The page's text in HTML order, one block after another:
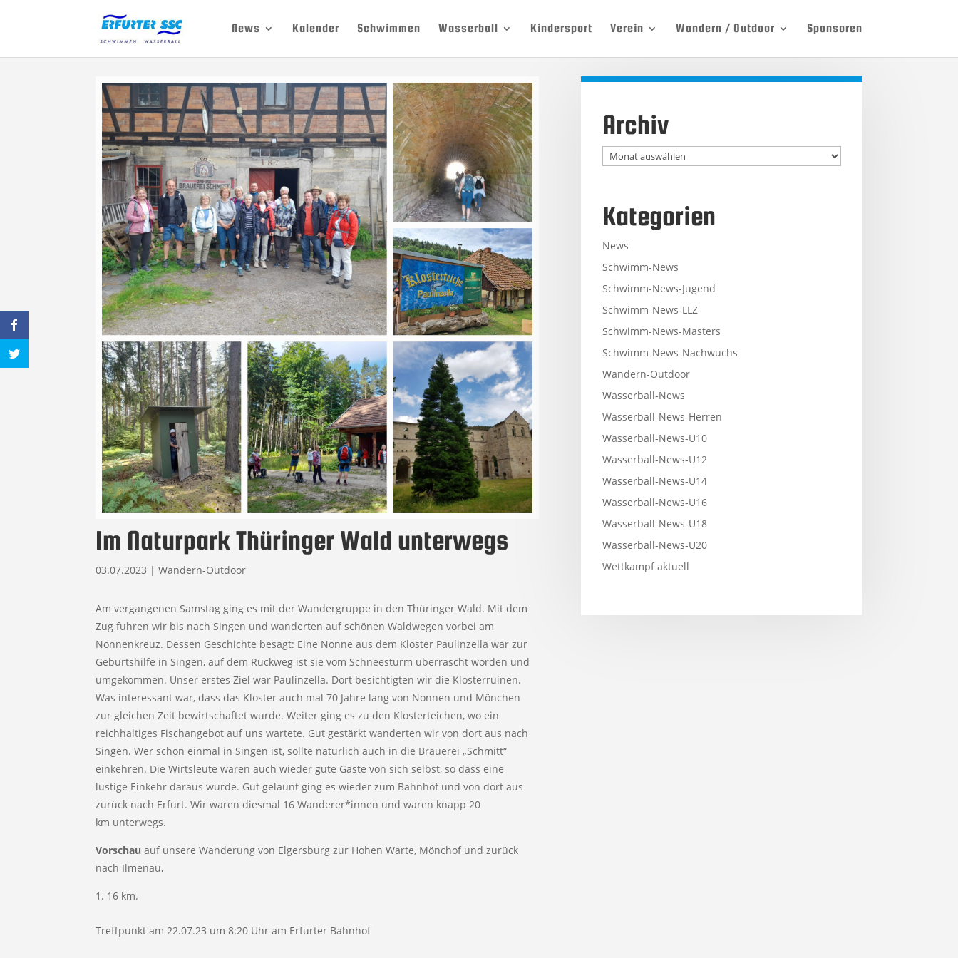
News Kalender Schwimmen Wasserball Kindersport Verein Wandern / Outdoor Sponsoren
Im Naturpark Thüringer Wald unterwegs
03.07.2023 |Wandern-Outdoor
Am vergangenen Samstag ging es mit der Wandergruppe in den Thüringer Wald. Mit dem
Zug fuhren wir bis nach Singen und wanderten auf schönen Waldwegen vorbei am
Nonnenkreuz. Dessen Geschichte besagt: Eine Nonne aus dem Kloster Paulinzella war zur
Geburtshilfe in Singen, auf dem Rückweg ist sie vom Schneesturm überrascht worden und
umgekommen. Unser erstes Ziel war Paulinzella. Dort besichtigten wir die Klosterruinen.
Was interessant war, dass das Kloster auch mal 70 Jahre lang von Nonnen und Mönchen
zur gleichen Zeit bewirtschaftet wurde. Weiter ging es zu den Klosterteichen, wo ein
reichhaltiges Fischangebot auf uns wartete. Gut gestärkt wanderten wir von dort aus nach
Singen. Wer schon einmal in Singen ist, sollte natürlich auch in die Brauerei „Schmitt“
einkehren. Die Wirtsleute waren auch wieder gute Gäste von sich selbst, so dass eine
lustige Einkehr daraus wurde. Gut gelaunt ging es wieder zum Bahnhof und von dort aus
zurück nach Erfurt. Wir waren diesmal 16 Wanderer*innen und waren knapp 20
km unterwegs.
Vorschauauf unsere Wanderung von Elgersburg zur Hohen Warte, Mönchof und zurück
nach Ilmenau,
16 km.
Treffpunkt am 22.07.23 um 8:20 Uhr am Erfurter Bahnhof
Archiv
Archiv
Kategorien
News
Schwimm-News
Schwimm-News-Jugend
Schwimm-News-LLZ
Schwimm-News-Masters
Schwimm-News-Nachwuchs
Wandern-Outdoor
Wasserball-News
Wasserball-News-Herren
Wasserball-News-U10
Wasserball-News-U12
Wasserball-News-U14
Wasserball-News-U16
Wasserball-News-U18
Wasserball-News-U20
Wettkampf aktuell